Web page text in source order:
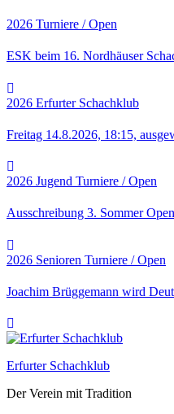
2026 Turniere / Open
ESK beim 16. Nordhäuser
2026 Erfurter Schachklub
Freitag 14.8.2026, 18:15,
2026 Jugend Turniere / Open
Ausschreibung 3. Sommer
2026 Senioren Turniere / Open
Joachim Brüggemann wird
Erfurter Schachklub
Der Verein mit Tradition